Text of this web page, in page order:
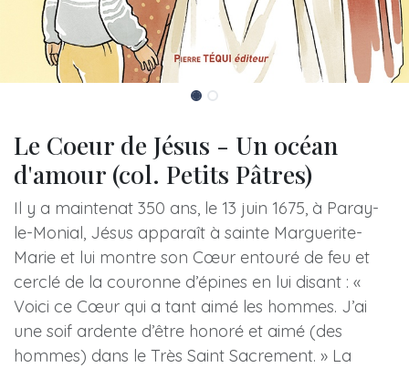
Le Coeur de Jésus - Un océan
d'amour (col. Petits Pâtres)
Il y a maintenat 350 ans, le 13 juin 1675, à Paray-
le-Monial, Jésus apparaît à sainte Marguerite-
Marie et lui montre son Cœur entouré de feu et
cerclé de la couronne d’épines en lui disant : «
Voici ce Cœur qui a tant aimé les hommes. J’ai
une soif ardente d’être honoré et aimé (des
hommes) dans le Très Saint Sacrement. » La